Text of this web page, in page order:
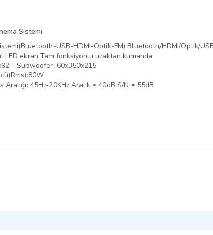
Sistemi
USB-HDMI-Optik-FM) Bluetooth/HDMI/Optik/
LED ekran Tam fonksiyonlu uzaktan kumanda
– Subwoofer: 60x350x215
45Hz-20KHz Aralık ≥ 40dB S/N ≥ 55dB